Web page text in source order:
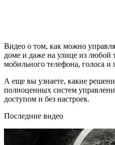
Видео о том, как можно
доме и даже на улице из
мобильного телефона, голоса
А еще вы узнаете, какие
полноценных систем
доступом и без настроек.
Последние видео